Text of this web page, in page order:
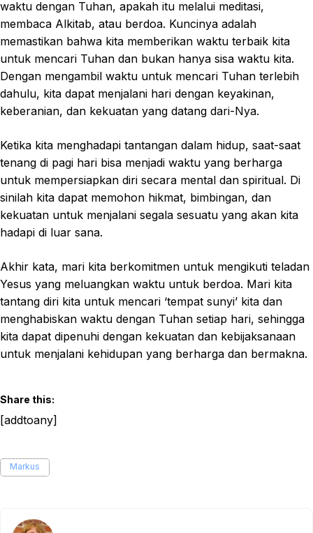
waktu dengan Tuhan, apakah itu melalui meditasi,
membaca Alkitab, atau berdoa. Kuncinya adalah
memastikan bahwa kita memberikan waktu terbaik kita
untuk mencari Tuhan dan bukan hanya sisa waktu kita.
Dengan mengambil waktu untuk mencari Tuhan terlebih
dahulu, kita dapat menjalani hari dengan keyakinan,
keberanian, dan kekuatan yang datang dari-Nya.
Ketika kita menghadapi tantangan dalam hidup, saat-saat
tenang di pagi hari bisa menjadi waktu yang berharga
untuk mempersiapkan diri secara mental dan spiritual. Di
sinilah kita dapat memohon hikmat, bimbingan, dan
kekuatan untuk menjalani segala sesuatu yang akan kita
hadapi di luar sana.
Akhir kata, mari kita berkomitmen untuk mengikuti teladan
Yesus yang meluangkan waktu untuk berdoa. Mari kita
tantang diri kita untuk mencari ‘tempat sunyi’ kita dan
menghabiskan waktu dengan Tuhan setiap hari, sehingga
kita dapat dipenuhi dengan kekuatan dan kebijaksanaan
untuk menjalani kehidupan yang berharga dan bermakna.
Share this:
[addtoany]
Markus